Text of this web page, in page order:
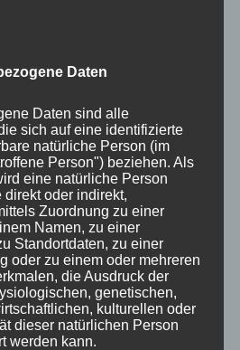
bzw. der Kommentarfunktion
und Verarbeitung deiner Daten
Daten
Daten sind alle
sich auf eine identifizierte
natürliche Person (im
Person") beziehen. Als
eine natürliche Person
oder indirekt,
Zuordnung zu einer
Namen, zu einer
Standortdaten, zu einer
oder zu einem oder mehreren
die Ausdruck der
genetischen,
kulturellen oder
dieser natürlichen Person
werden kann.